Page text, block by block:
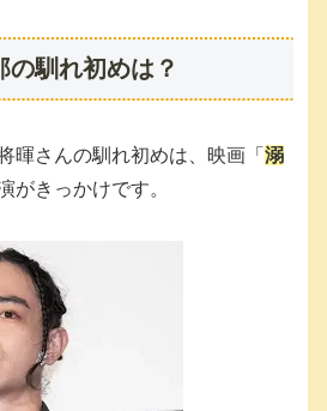
の馴れ初めは？
暉さんの馴れ初めは、映画「 溺
がきっかけです。